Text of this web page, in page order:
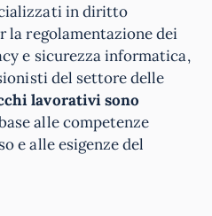
in diritto
regolamentazione dei
e sicurezza informatica,
del settore delle
lavorativi sono
alle competenze
e alle esigenze del